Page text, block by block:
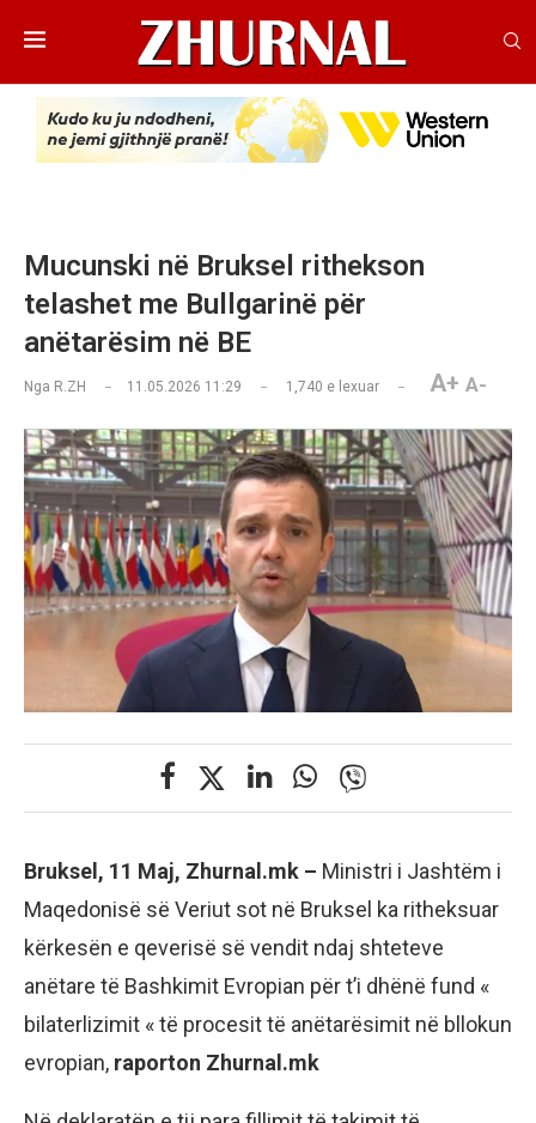
Mucunski në Bruksel rithekson
telashet me Bullgarinë për
anëtarësim në BE
Nga R.ZH 11.05.2026 11:29 1,740 e lexuar A+ A-
Bruksel, 11 Maj, Zhurnal.mk – Ministri i Jashtëm i
Maqedonisë së Veriut sot në Bruksel ka ritheksuar
kërkesën e qeverisë së vendit ndaj shteteve
anëtare të Bashkimit Evropian për t’i dhënë fund «
bilaterlizimit « të procesit të anëtarësimit në bllokun
evropian, raporton Zhurnal.mk